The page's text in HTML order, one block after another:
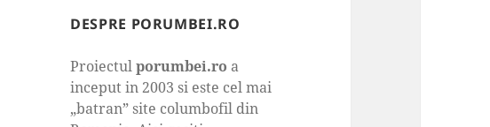
DESPRE PORUMBEI.RO
Proiectulporumbei.ro a
inceput in 2003 si este cel mai
„batran” site columbofil din